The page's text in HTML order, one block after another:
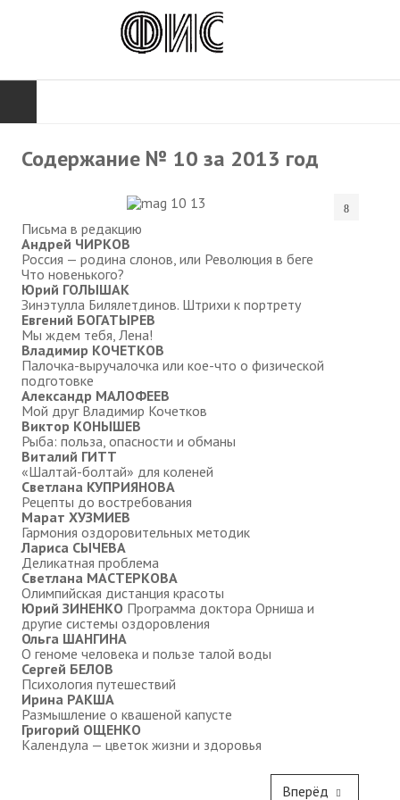
Там, где мы бывали...
О нас пишут
О журнале
Памяти Игоря Сосновского
Презентация новых книг
Редакционный совет
Нам пишут
Политика обработки персональных данных
Согласие на обработку персональных данных
АРХИВ
2025 г.
№ 10
№ 11
№ 12
№ 1
Содержание № 10 за 2013 год
Письма в редакцию
Андрей ЧИРКОВ
Россия — родина слонов, или Революция в беге
Что новенького?
Юрий ГОЛЫШАК
Зинэтулла Билялетдинов. Штрихи к портрету
Евгений БОГАТЫРЕВ
Мы ждем тебя, Лена!
Владимир КОЧЕТКОВ
Палочка-выручалочка или кое-что о физической
подготовке
Александр МАЛОФЕЕВ
Мой друг Владимир Кочетков
Виктор КОНЫШЕВ
Рыба: польза, опасности и обманы
Виталий ГИТТ
«Шалтай-болтай» для коленей
Светлана КУПРИЯНОВА
Рецепты до востребования
Марат ХУЗМИЕВ
Гармония оздоровительных методик
Лариса СЫЧЕВА
Деликатная проблема
Светлана МАСТЕРКОВА
Олимпийская дистанция красоты
Юрий ЗИНЕНКО Программа доктора Орниша и
другие системы оздоровления
Ольга ШАНГИНА
О геноме человека и пользе талой воды
Сергей БЕЛОВ
Психология путешествий
Ирина РАКША
Размышление о квашеной капусте
Григорий ОЩЕНКО
Календула — цветок жизни и здоровья
Вперёд